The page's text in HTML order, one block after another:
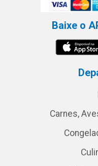
Baixe o
Carnes,